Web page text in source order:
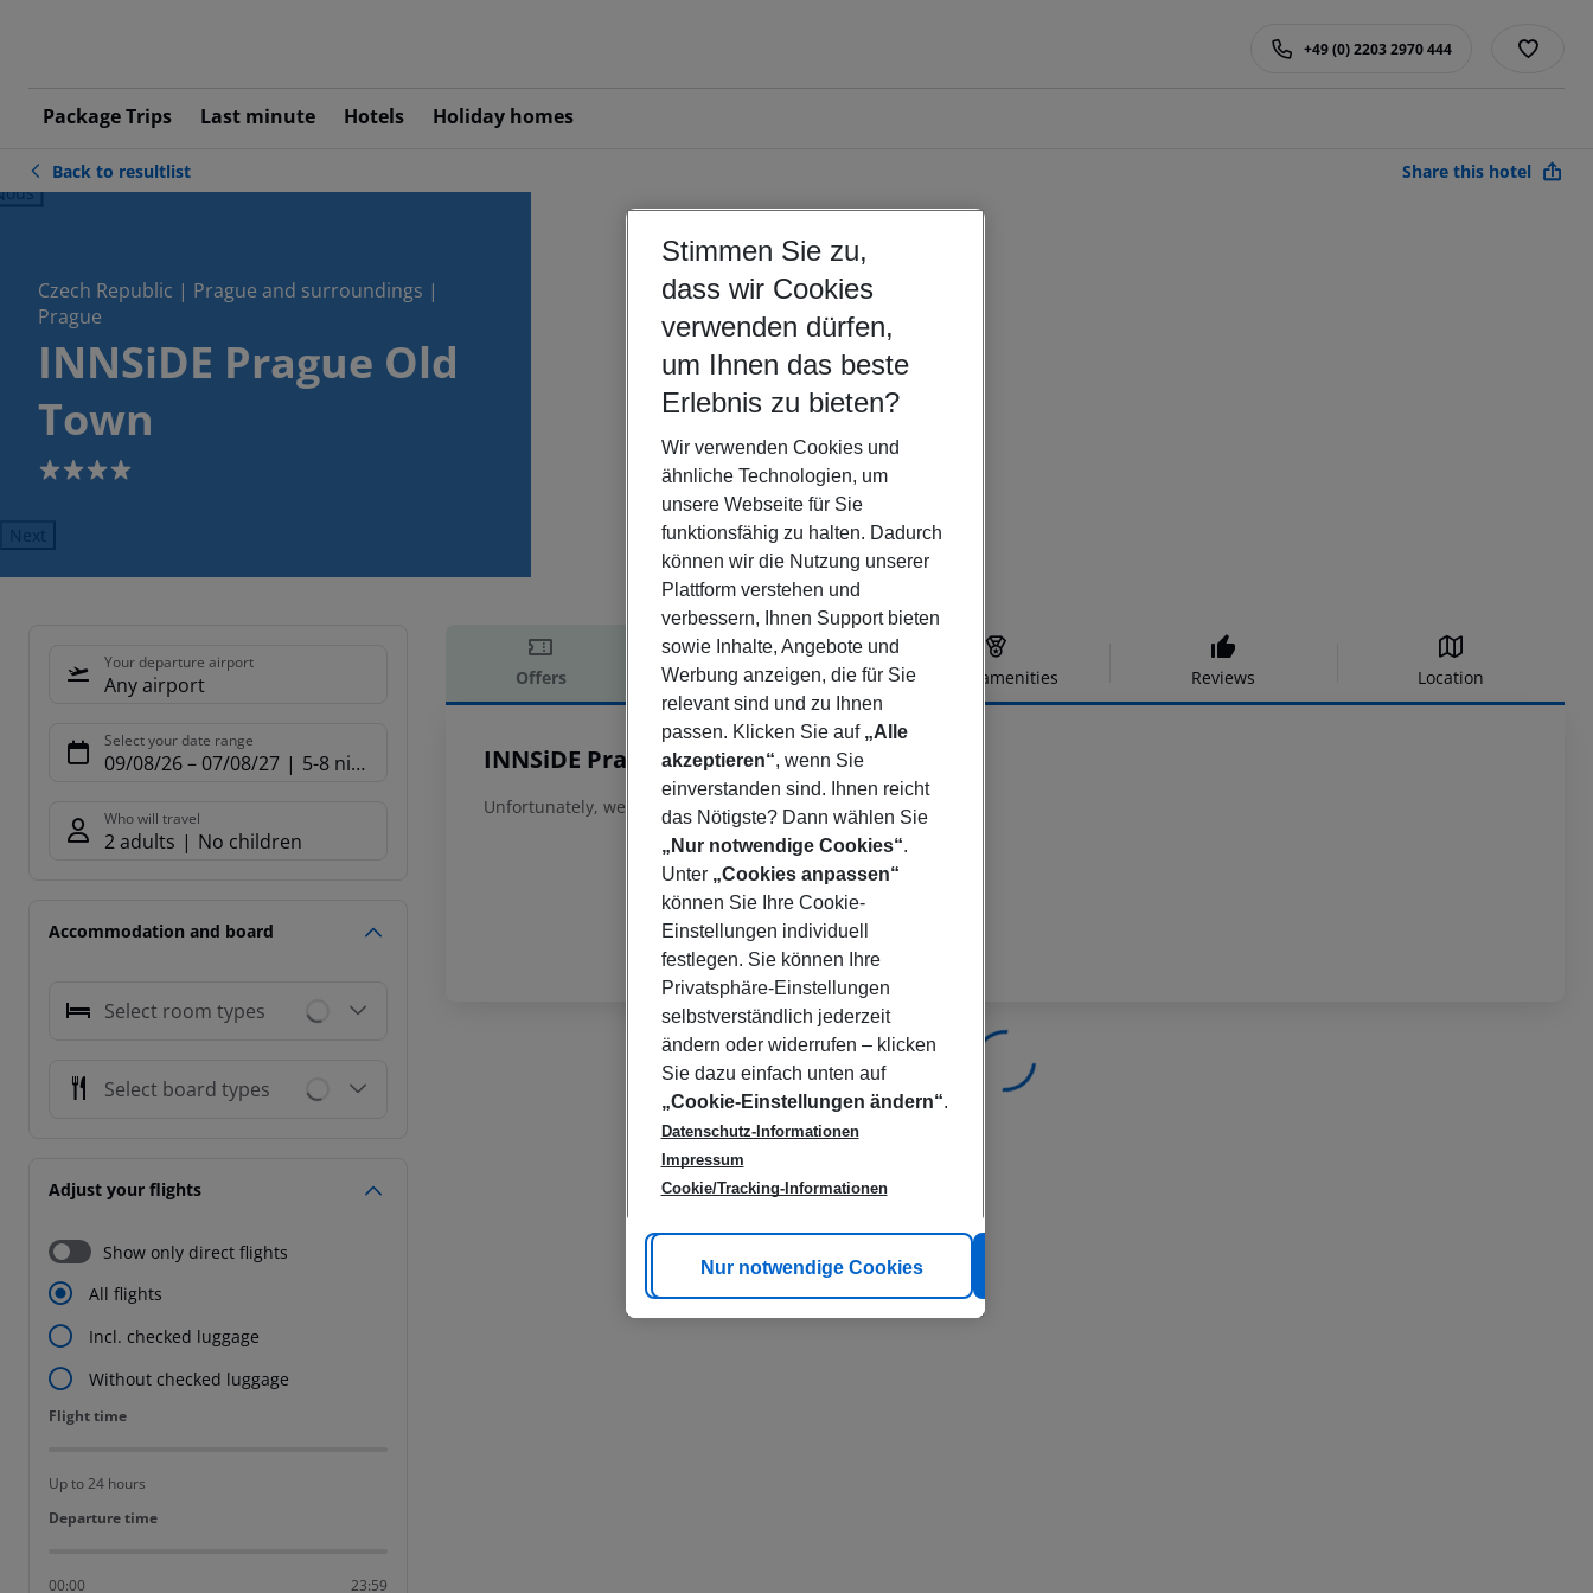
Package Trips Last minute Hotels Holiday homes
+49 (0) 2203 2970 444
Back to resultlist Share this hotel
Czech Republic | Prague and surroundings |
Prague
INNSiDE Prague Old
Town
4
Next
Your departure airport
Any airport
Select your date range
09/08/26– 07/08/27 5-8 nights
Who will travel
2 adults No children
Accommodation and board
Select room types
Select board types
Adjust your flights
Show only direct flights
All flights
Incl. checked luggage
Without checked luggage
Flight time
Flight time
Up to 24 hours
Departure time
Departure time
00:00 23:59
Offers Offer description Hotel amenities Reviews Location
Offer description
INNSiDE Prague Old Town
4
Unfortunately, we do not have any description available
Stimmen Sie zu,
dass wir Cookies
verwenden dürfen,
um Ihnen das beste
Erlebnis zu bieten?
Wir verwenden Cookies und
ähnliche Technologien, um
unsere Webseite für Sie
funktionsfähig zu halten. Dadurch
können wir die Nutzung unserer
Plattform verstehen und
verbessern, Ihnen Support bieten
sowie Inhalte, Angebote und
Werbung anzeigen, die für Sie
relevant sind und zu Ihnen
passen. Klicken Sie auf „Alle
akzeptieren“, wenn Sie
einverstanden sind. Ihnen reicht
das Nötigste? Dann wählen Sie
„Nur notwendige Cookies“.
Unter „Cookies anpassen“
können Sie Ihre Cookie-
Einstellungen individuell
festlegen. Sie können Ihre
Privatsphäre-Einstellungen
selbstverständlich jederzeit
ändern oder widerrufen – klicken
Sie dazu einfach unten auf
„Cookie-Einstellungen ändern“.
Datenschutz-Informationen
Impressum
Cookie/Tracking-Informationen
Cookie anpassen
Nur notwendige Cookies